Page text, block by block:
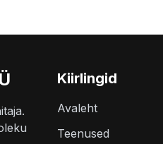
Kiirlingid
Avaleht
Teenused